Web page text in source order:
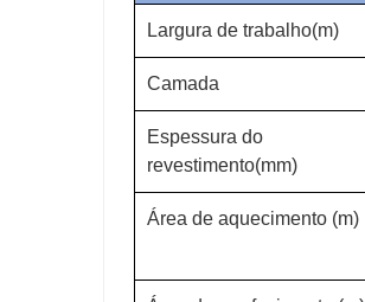
Largura de trabalho(m)
Camada
Espessura do
revestimento(mm)
Área de aquecimento (m)